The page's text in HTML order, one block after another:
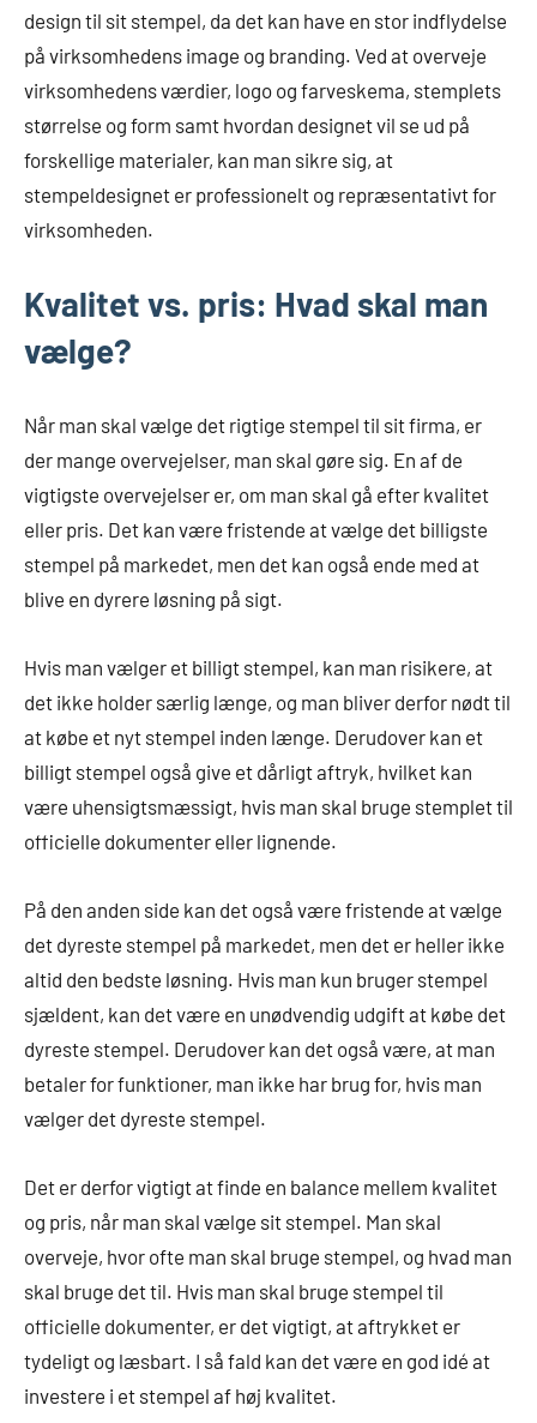
design til sit stempel, da det kan have en stor indflydelse
på virksomhedens image og branding. Ved at overveje
virksomhedens værdier, logo og farveskema, stemplets
størrelse og form samt hvordan designet vil se ud på
forskellige materialer, kan man sikre sig, at
stempeldesignet er professionelt og repræsentativt for
virksomheden.
Kvalitet vs. pris: Hvad skal man
vælge?
Når man skal vælge det rigtige stempel til sit firma, er
der mange overvejelser, man skal gøre sig. En af de
vigtigste overvejelser er, om man skal gå efter kvalitet
eller pris. Det kan være fristende at vælge det billigste
stempel på markedet, men det kan også ende med at
blive en dyrere løsning på sigt.
Hvis man vælger et billigt stempel, kan man risikere, at
det ikke holder særlig længe, og man bliver derfor nødt til
at købe et nyt stempel inden længe. Derudover kan et
billigt stempel også give et dårligt aftryk, hvilket kan
være uhensigtsmæssigt, hvis man skal bruge stemplet til
officielle dokumenter eller lignende.
På den anden side kan det også være fristende at vælge
det dyreste stempel på markedet, men det er heller ikke
altid den bedste løsning. Hvis man kun bruger stempel
sjældent, kan det være en unødvendig udgift at købe det
dyreste stempel. Derudover kan det også være, at man
betaler for funktioner, man ikke har brug for, hvis man
vælger det dyreste stempel.
Det er derfor vigtigt at finde en balance mellem kvalitet
og pris, når man skal vælge sit stempel. Man skal
overveje, hvor ofte man skal bruge stempel, og hvad man
skal bruge det til. Hvis man skal bruge stempel til
officielle dokumenter, er det vigtigt, at aftrykket er
tydeligt og læsbart. I så fald kan det være en god idé at
investere i et stempel af høj kvalitet.